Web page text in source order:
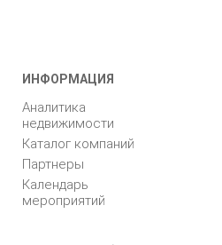
ИНФОРМАЦИЯ
Аналитика
недвижимости
Каталог компаний
Партнеры
Календарь
мероприятий